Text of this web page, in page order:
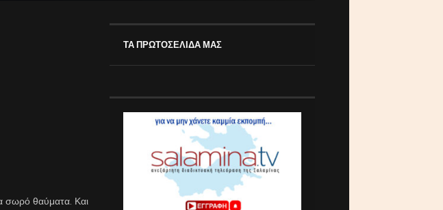
σωρό θαύματα. Και
ΤΑ ΠΡΩΤΟΣΕΛΙΔΑ ΜΑΣ